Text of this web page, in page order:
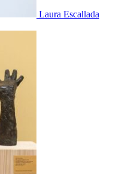
Laura Escallada